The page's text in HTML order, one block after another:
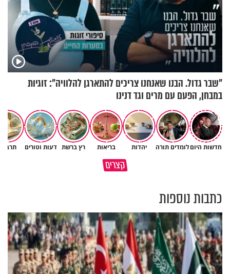
"שבר גדול. הבנו שאנחנו צריכים להתארגן להלוויה": זוגיות
במבחן, הפעם עם מרים וגד דנינו
חדשות היוםלומדים תורה יהדות בריאות רץ ברשת דעות וטורים
קצרים
במבט לאחור - האם התקופה
איך ייתכן שיש אנשים שיודעים
שהתורה אמת, ובכל זאת לא
כתבות נוספות